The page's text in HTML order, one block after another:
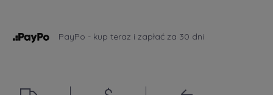
PayPo - kup teraz i zapłać za 30 dni